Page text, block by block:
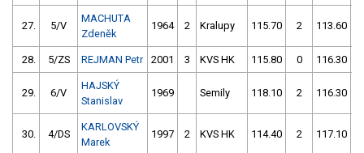
27. 5/V
MACHUTA
Zdeněk
1964 2 Kralupy 115.70 2 113.60
28. 5/ZS REJMAN Petr 2001 3 KVS HK 115.80 0 116.30
29. 6/V
HAJSKÝ
Stanislav
1969 Semily 118.10 2 116.30
30. 4/DS
KARLOVSKÝ
Marek
1997 2 KVS HK 114.40 2 117.10